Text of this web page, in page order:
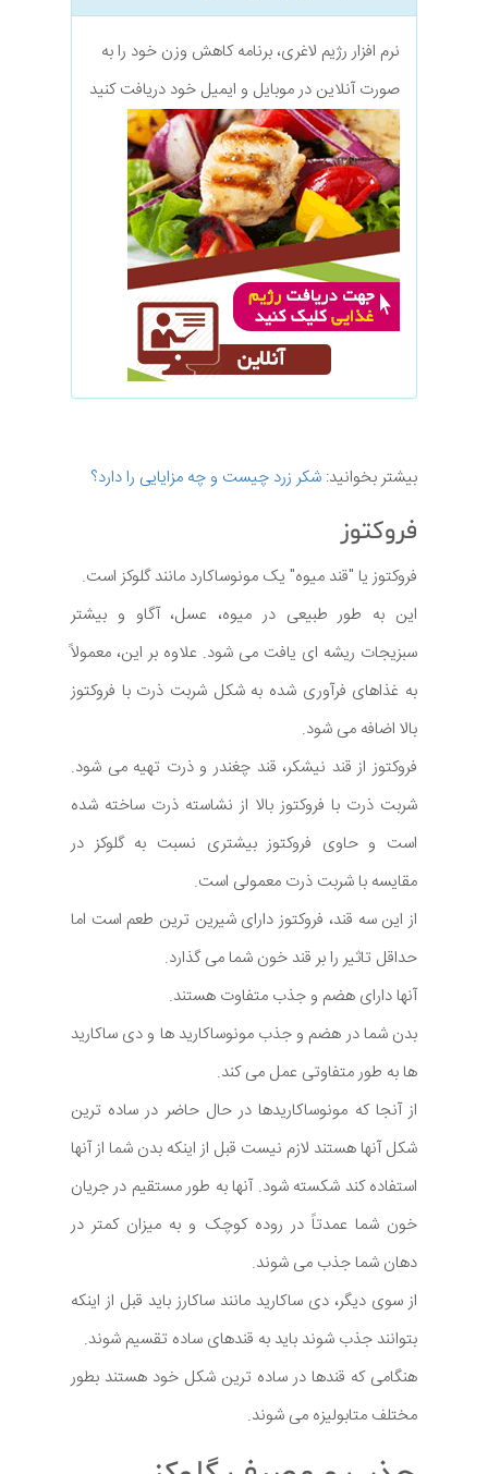
نرم افزار رژیم لاغری، برنامه کاهش وزن خود را به
صورت آنلاین در موبایل و ایمیل خود دریافت کنید
بیشتر بخوانید: شکر زرد چیست و چه مزایایی را دارد؟
فروکتوز
فروکتوز یا "قند میوه" یک مونوساکارد مانند گلوکز است.
این به طور طبیعی در میوه، عسل، آگاو و بیشتر
سبزیجات ریشه ای یافت می شود. علاوه بر این، معمولاً
به غذاهای فرآوری شده به شکل شربت ذرت با فروکتوز
بالا اضافه می شود.
فروکتوز از قند نیشکر، قند چغندر و ذرت تهیه می شود.
شربت ذرت با فروکتوز بالا از نشاسته ذرت ساخته شده
است و حاوی فروکتوز بیشتری نسبت به گلوکز در
مقایسه با شربت ذرت معمولی است.
از این سه قند، فروکتوز دارای شیرین ترین طعم است اما
حداقل تاثیر را بر قند خون شما می گذارد.
آنها دارای هضم و جذب متفاوت هستند.
بدن شما در هضم و جذب مونوساکارید ها و دی ساکارید
ها به طور متفاوتی عمل می کند.
از آنجا که مونوساکاریدها در حال حاضر در ساده ترین
شکل آنها هستند لازم نیست قبل از اینکه بدن شما از آنها
استفاده کند شکسته شود. آنها به طور مستقیم در جریان
خون شما عمدتاً در روده کوچک و به میزان کمتر در
دهان شما جذب می شوند.
از سوی دیگر، دی ساکارید مانند ساکارز باید قبل از اینکه
بتوانند جذب شوند باید به قندهای ساده تقسیم شوند.
هنگامی که قندها در ساده ترین شکل خود هستند بطور
مختلف متابولیزه می شوند.